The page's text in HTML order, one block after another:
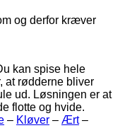
og derfor kræver
kan spise hele
at rødderne bliver
ud. Løsningen er at
flotte og hvide.
– Kløver – Ært–